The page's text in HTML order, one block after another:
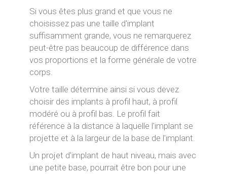
Si vous êtes plus grand et que vous ne
choisissez pas une taille d'implant
suffisamment grande, vous ne remarquerez
peut-être pas beaucoup de différence dans
vos proportions et la forme générale de votre
corps.
Votre taille détermine ainsi si vous devez
choisir des implants à profil haut, à profil
modéré ou à profil bas. Le profil fait
référence à la distance à laquelle l'implant se
projette et à la largeur de la base de l'implant.
Un projet d'implant de haut niveau, mais avec
une petite base, pourrait être bon pour une